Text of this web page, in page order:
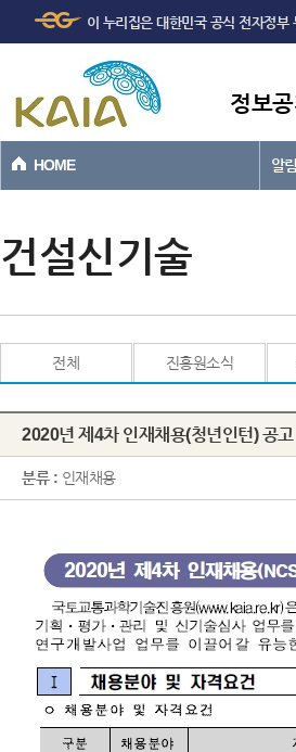
본문바로가기
이 누리집은 대한민국 공식 전자정부
정보공
HOME 알림
건설신기술
전체 진흥원소식
2020년 제4차 인재채용(청년인턴) 공고
분류 : 인재채용